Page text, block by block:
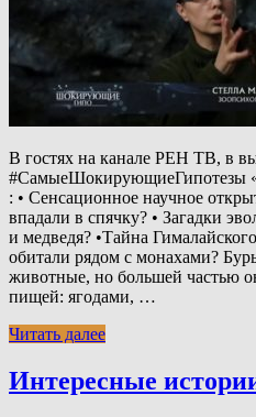
В гостях на канале РЕН ТВ, в
#СамыеШокирующиеГипотезы
: • Сенсационное научное
впадали в спячку? • Загадки
и медведя? •Тайна
обитали рядом с монахами?
животные, но большей частью
пищей: ягодами, …
Читать далее
Интересные